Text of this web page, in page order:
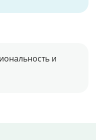
и